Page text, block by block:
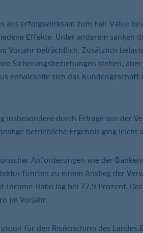
aus erfolgswirksam zum Fair Value
Effekte. Unter anderem sanken
Vorjahr beträchtlich. Zusätzlich
Sicherungsbeziehungen stehen,
entwickelte sich das
insbesondere durch Erträge aus der
betriebliche Ergebnis ging leicht
Anforderungen wie der
führten zu einem Anstieg der
Income-Ratio lag bei 77,9 Prozent.
im Vorjahr.
für den Risikoschirm des